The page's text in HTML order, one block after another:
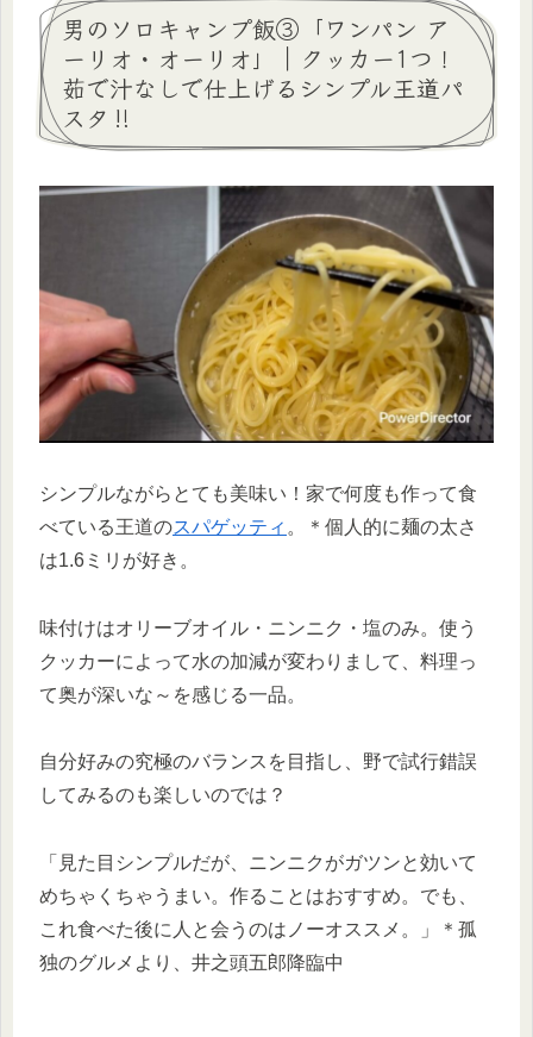
男のソロキャンプ飯③「ワンパン ア
ーリオ・オーリオ」｜クッカー1つ！
茹で汁なしで仕上げるシンプル王道パ
スタ‼
シンプルながらとても美味い！家で何度も作って食
べている王道のスパゲッティ 。＊個人的に麺の太さ
は1.6ミリが好き。
味付けはオリーブオイル・ニンニク・塩のみ。使う
クッカーによって水の加減が変わりまして、料理っ
て奥が深いな～を感じる一品。
自分好みの究極のバランスを目指し、野で試行錯誤
してみるのも楽しいのでは？
「見た目シンプルだが、ニンニクがガツンと効いて
めちゃくちゃうまい。作ることはおすすめ。でも、
これ食べた後に人と会うのはノーオススメ。」＊孤
独のグルメより、井之頭五郎降臨中